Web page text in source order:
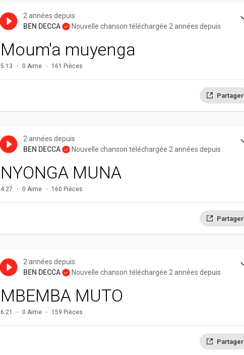
2 années depuis
BEN DECCA
Nouvelle chanson téléchargée 2 années depuis
Moum'a muyenga
5:13 0 Aime 161 Pièces
Partager
2 années depuis
BEN DECCA
Nouvelle chanson téléchargée 2 années depuis
NYONGA MUNA
4:27 0 Aime 160 Pièces
Partager
2 années depuis
BEN DECCA
Nouvelle chanson téléchargée 2 années depuis
MBEMBA MUTO
6:21 0 Aime 159 Pièces
Partager